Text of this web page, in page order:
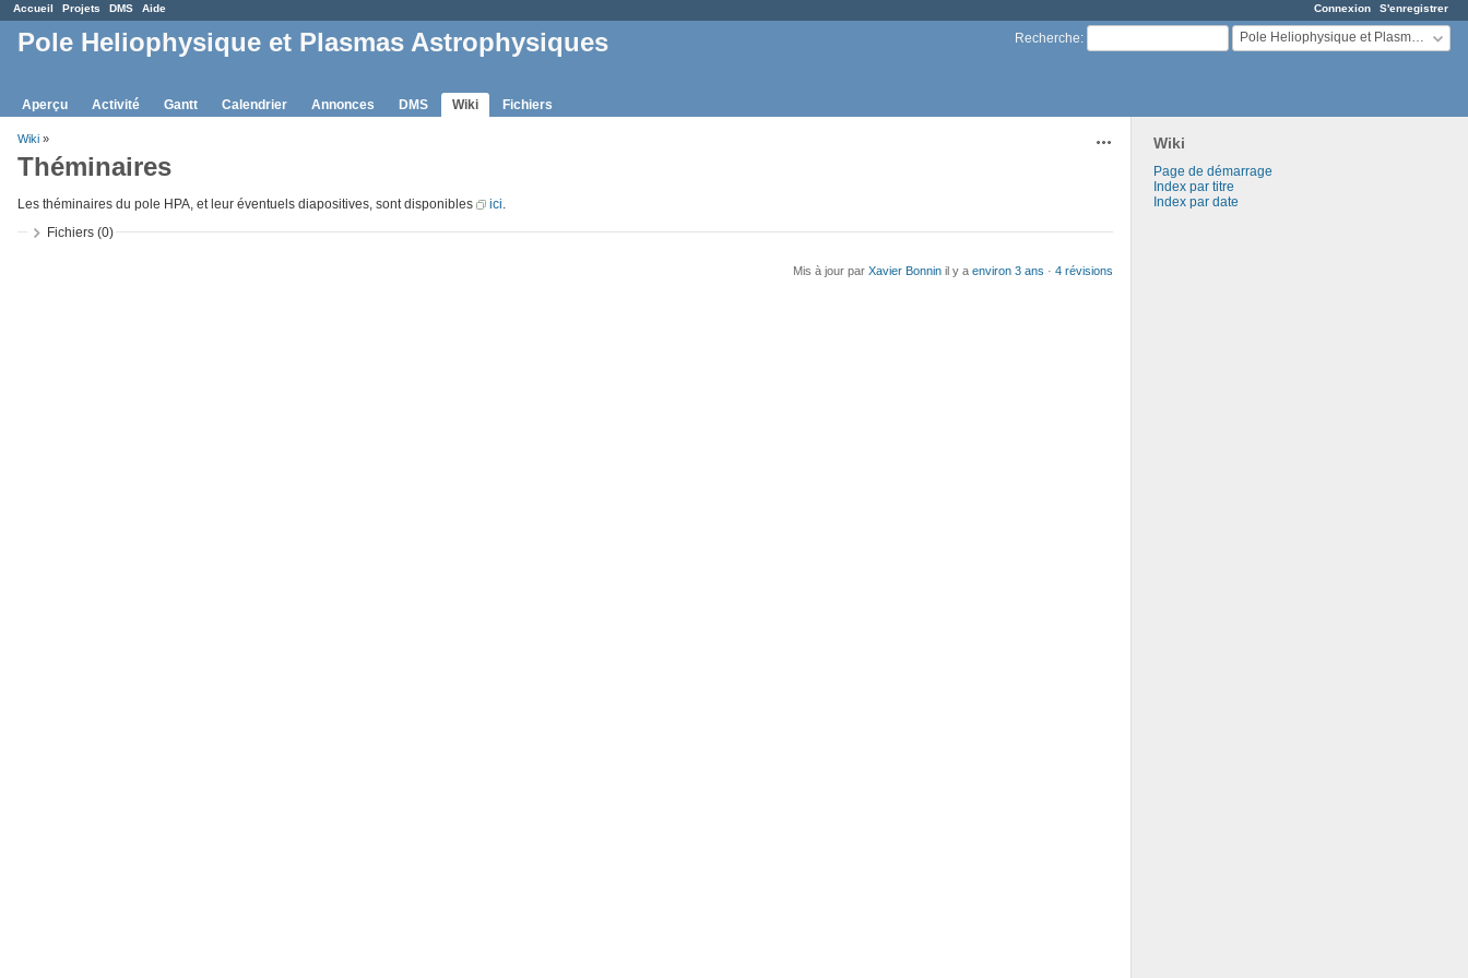
Connexion S'enregistrer
Accueil Projets DMS Aide
Recherche: Pole Heliophysique et Plasmas Astrophysiques
Pole Heliophysique et Plasmas Astrophysiques
Aperçu Activité Gantt Calendrier Annonces DMS Wiki Fichiers
Wiki
Page de démarrage
Index par titre
Index par date
Wiki »
Théminaires
Les théminaires du pole HPA, et leur éventuels diapositives, sont disponibles ici.
Fichiers (0)
Mis à jour par Xavier Bonnin il y a environ 3 ans · 4 révisions